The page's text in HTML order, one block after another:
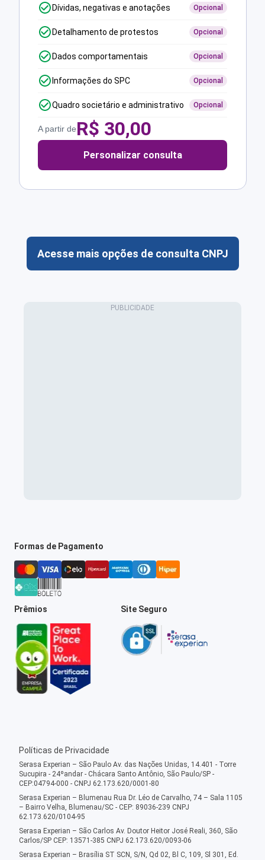
Dívidas, negativas e anotações Opcional
Detalhamento de protestos Opcional
Dados comportamentais Opcional
Informações do SPC Opcional
Quadro societário e administrativo Opcional
A partir deR$ 30,00
Personalizar consulta
Acesse mais opções de consulta CNPJ
Formas de Pagamento
Prêmios Site Seguro
Políticas de Privacidade
Serasa Experian – São Paulo Av. das Nações Unidas, 14.401 - Torre
Sucupira - 24ºandar - Chácara Santo Antônio, São Paulo/SP -
CEP:04794-000 - CNPJ 62.173.620/0001-80
Serasa Experian – Blumenau Rua Dr. Léo de Carvalho, 74 – Sala 1105
– Bairro Velha, Blumenau/SC - CEP: 89036-239 CNPJ
62.173.620/0104-95
Serasa Experian – São Carlos Av. Doutor Heitor José Reali, 360, São
Carlos/SP CEP: 13571-385 CNPJ 62.173.620/0093-06
Serasa Experian – Brasília ST SCN, S/N, Qd 02, Bl C, 109, Sl 301, Ed.